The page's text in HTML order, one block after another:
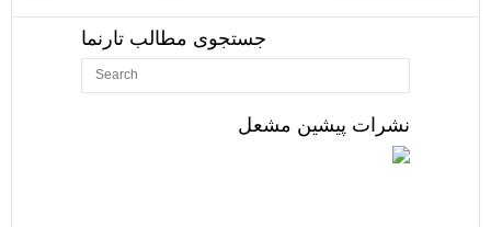
جستجوی مطالب تارنما
نشرات پیشین مشعل